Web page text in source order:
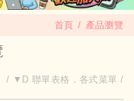
首頁 產品瀏覽
▼D 聯單表格．各式菜單